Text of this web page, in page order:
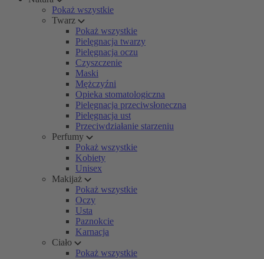
Pokaż wszystkie
Twarz
Pokaż wszystkie
Pielęgnacja twarzy
Pielęgnacja oczu
Czyszczenie
Maski
Mężczyźni
Opieka stomatologiczna
Pielęgnacja przeciwsłoneczna
Pielęgnacja ust
Przeciwdziałanie starzeniu
Perfumy
Pokaż wszystkie
Kobiety
Unisex
Makijaż
Pokaż wszystkie
Oczy
Usta
Paznokcie
Karnacja
Ciało
Pokaż wszystkie